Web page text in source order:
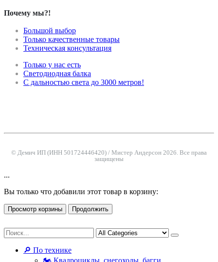
Почему мы?!
Большой выбор
Только качественные товары
Техническая консультация
Только у нас есть
Светодиодная балка
С дальностью света до 3000 метров!
© Демич ИП (ИНН 501724446420) / Мистер Андерсон 2026. Все права
защищены
...
Вы только что добавили этот товар в корзину:
Просмотр корзины Продолжить
🔎 По технике
🏍 Квадроциклы, снегоходы, багги